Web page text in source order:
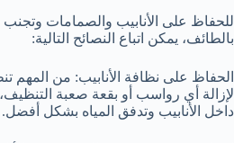
للحفاظ على الأنابيب والصمامات
بالطائف، يمكن اتباع النصائح التالية:
الحفاظ على نظافة الأنابيب: من المهم
لإزالة أي رواسب أو بقعة صعبة
داخل الأنابيب وتدفق المياه بشكل أفضل.